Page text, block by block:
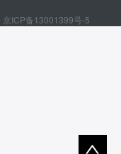
京ICP备13001399号-5